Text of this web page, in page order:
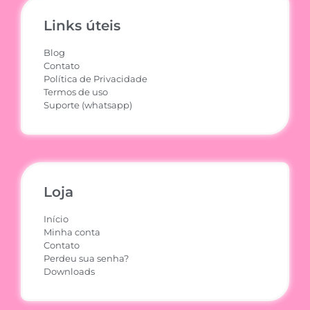
Links úteis
Blog
Contato
Política de Privacidade
Termos de uso
Suporte (whatsapp)
Loja
Início
Minha conta
Contato
Perdeu sua senha?
Downloads